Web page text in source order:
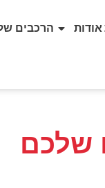
אודות הרכבים
שלכם